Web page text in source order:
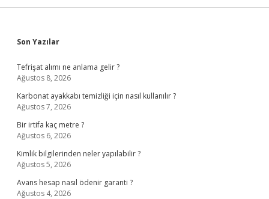
Sidebar
Son Yazılar
Tefrişat alımı ne anlama gelir ?
Ağustos 8, 2026
Karbonat ayakkabı temizliği için nasıl kullanılır ?
Ağustos 7, 2026
Bir irtifa kaç metre ?
Ağustos 6, 2026
Kimlik bilgilerinden neler yapılabilir ?
Ağustos 5, 2026
Avans hesap nasıl ödenir garanti ?
Ağustos 4, 2026